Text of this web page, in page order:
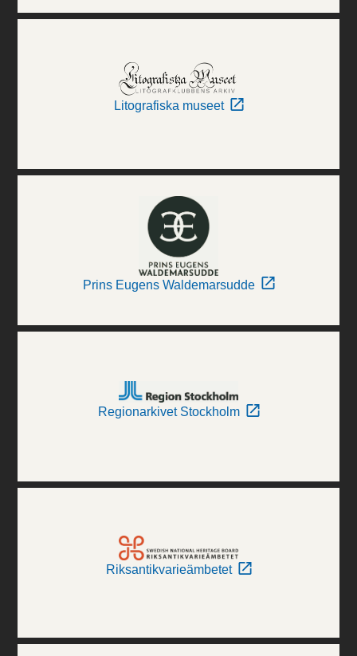
Litografiska museet
Prins Eugens Waldemarsudde
Regionarkivet Stockholm
Riksantikvarieämbetet